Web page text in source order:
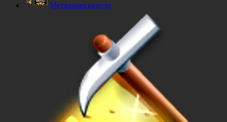
Металлоискатели